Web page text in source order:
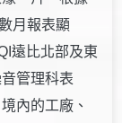
月報表顯
遠比北部及東
管理科表
內的工廠、